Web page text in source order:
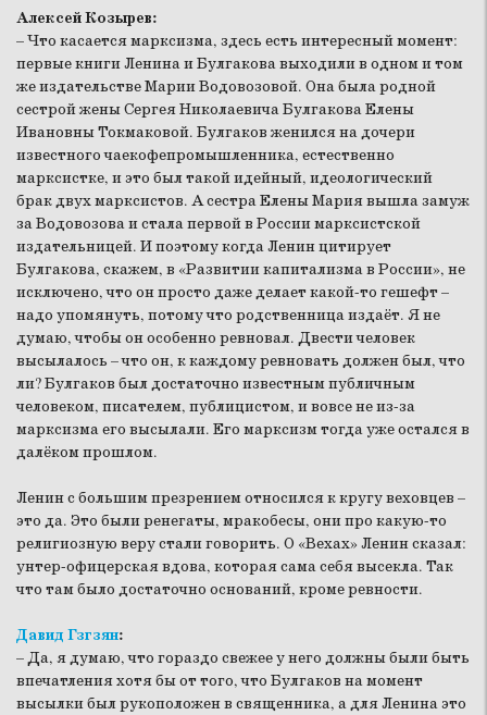
Алексей Козырев:
– Что касается марксизма, здесь есть интересный момент:
первые книги Ленина и Булгакова выходили в одном и том
же издательстве Марии Водовозовой. Она была родной
сестрой жены Сергея Николаевича Булгакова Елены
Ивановны Токмаковой. Булгаков женился на дочери
известного чаекофепромышленника, естественно
марксистке, и это был такой идейный, идеологический
брак двух марксистов. А сестра Елены Мария вышла замуж
за Водовозова и стала первой в России марксистской
издательницей. И поэтому когда Ленин цитирует
Булгакова, скажем, в «Развитии капитализма в России», не
исключено, что он просто даже делает какой-то гешефт –
надо упомянуть, потому что родственница издаёт. Я не
думаю, чтобы он особенно ревновал. Двести человек
высылалось – что он, к каждому ревновать должен был, что
ли? Булгаков был достаточно известным публичным
человеком, писателем, публицистом, и вовсе не из-за
марксизма его высылали. Его марксизм тогда уже остался в
далёком прошлом.
Ленин с большим презрением относился к кругу веховцев –
это да. Это были ренегаты, мракобесы, они про какую-то
религиозную веру стали говорить. О «Вехах» Ленин сказал:
унтер-офицерская вдова, которая сама себя высекла. Так
что там было достаточно оснований, кроме ревности.
Давид Гзгзян:
– Да, я думаю, что гораздо свежее у него должны были быть
впечатления хотя бы от того, что Булгаков на момент
высылки был рукоположен в священника, а для Ленина это